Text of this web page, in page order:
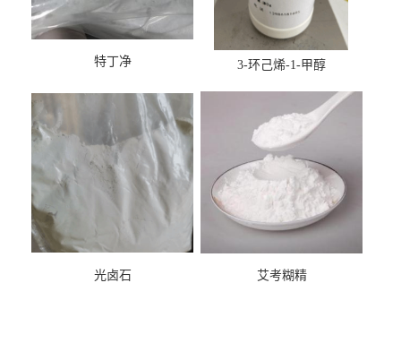
特丁净 3-环己烯-1-甲醇
光卤石 艾考糊精